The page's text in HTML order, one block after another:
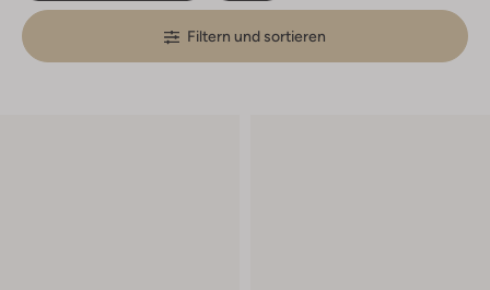
Filtern und sortieren